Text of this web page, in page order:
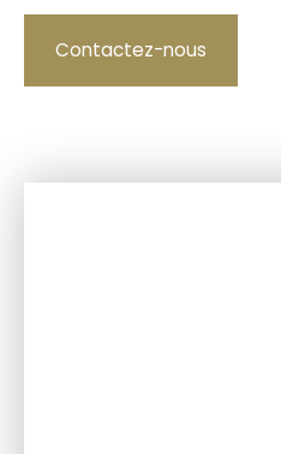
Contactez-nous